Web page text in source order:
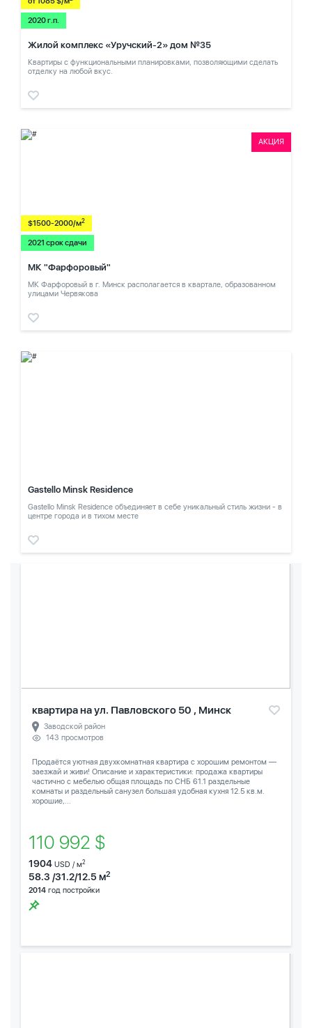
2020 г.п.
Жилой комплекс «Уручский-2» дом №35
Квартиры с функциональными планировками, позволяющими сделать
отделку на любой вкус.
АКЦИЯ
$1500-2000/м2
2021 срок сдачи
МК "Фарфоровый"
МК Фарфоровый в г. Минск располагается в квартале, образованном
улицами Червякова
Gastello Minsk Residence
Gastello Minsk Residence объединяет в себе уникальный стиль жизни - в
центре города и в тихом месте
квартира на ул. Павловского 50 , Минск
Заводской район
143 просмотров
Продаётся уютная двухкомнатная квартира с хорошим ремонтом —
заезжай и живи! Описание и характеристики: продажа квартиры
частично с мебелью общая площадь по СНБ 61.1 раздельные
комнаты и раздельный санузел большая удобная кухня 12.5 кв.м.
хорошие,...
110 992 $
1904 USD / м2
58.3 /31.2/12.5 м2
2014 год постройки